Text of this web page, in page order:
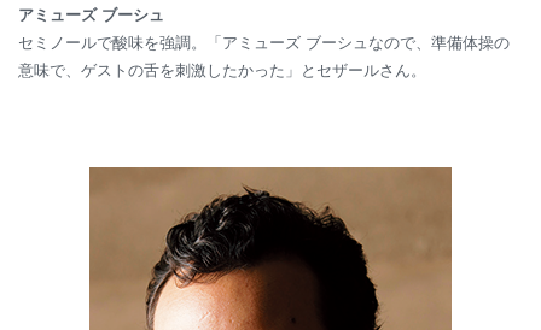
アミューズ ブーシュ
セミノールで酸味を強調。「アミューズ ブーシュなので、準備体操の
意味で、ゲストの舌を刺激したかった」とセザールさん。